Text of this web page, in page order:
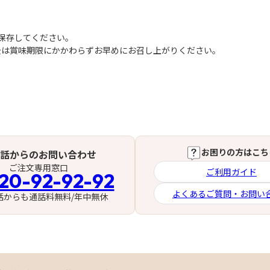
してください。
賞味期限にかかわらずお早めにお召し上がりください。
からのお問い合わせ
ご注文専用窓口
92-92-92
からも通話料無料/年中無休
お困りの方はこち
ご利用ガイド
よくあるご質問・お問い